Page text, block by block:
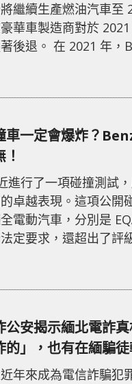
繼續生產燃油汽車至
華車製造商對於
Benz 承諾將在 2020 年
該公司表示，從 2025
支持電動版。目前，
本，以及 EQB 電動 SU
車一定會爆炸？
進行了一項碰撞測試
卓越表現。這項公開
電動汽車，分別是
定要求，還超出了評級機
1,400 公斤的小貨車，
/小時的速度進行碰撞
噸和 3 噸，速度達到
公安揭示緬北電詐
的」，也有在緬騙
年來成為電信詐騙犯